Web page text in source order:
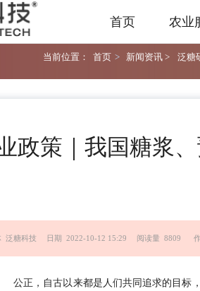
首页 农业
当前位置： 首页 > 新闻资讯 > 泛糖
政策｜我国糖浆
泛糖科技 日期 2022-10-12 15:29 阅读量 8809
公正，自古以来都是人们共同追求的目标